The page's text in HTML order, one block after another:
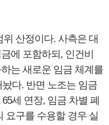
산정이다. 사측은 대
에 포함하되, 인건비
는 새로운 임금 체계를
다. 반면 노조는 임금
세 연장, 임금 차별 폐
요구를 수용할 경우 실